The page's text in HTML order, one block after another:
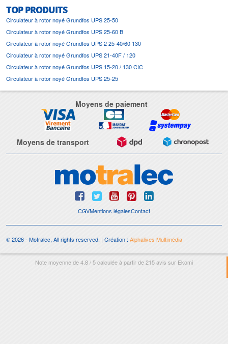
TOP PRODUITS
Circulateur à rotor noyé Grundfos UPS 25-50
Circulateur à rotor noyé Grundfos UPS 25-60 B
Circulateur à rotor noyé Grundfos UPS 2 25-40/60 130
Circulateur à rotor noyé Grundfos UPS 21-40F / 120
Circulateur à rotor noyé Grundfos UPS 15-20 / 130 CIC
Circulateur à rotor noyé Grundfos UPS 25-25
Moyens de paiement
Moyens de transport
CGVMentions légalesContact
© 2026 - Motralec, All rights reserved. | Création : Alphalives Multimédia
Note moyenne de4.8/5calculée à partir de215avis sur Ekomi